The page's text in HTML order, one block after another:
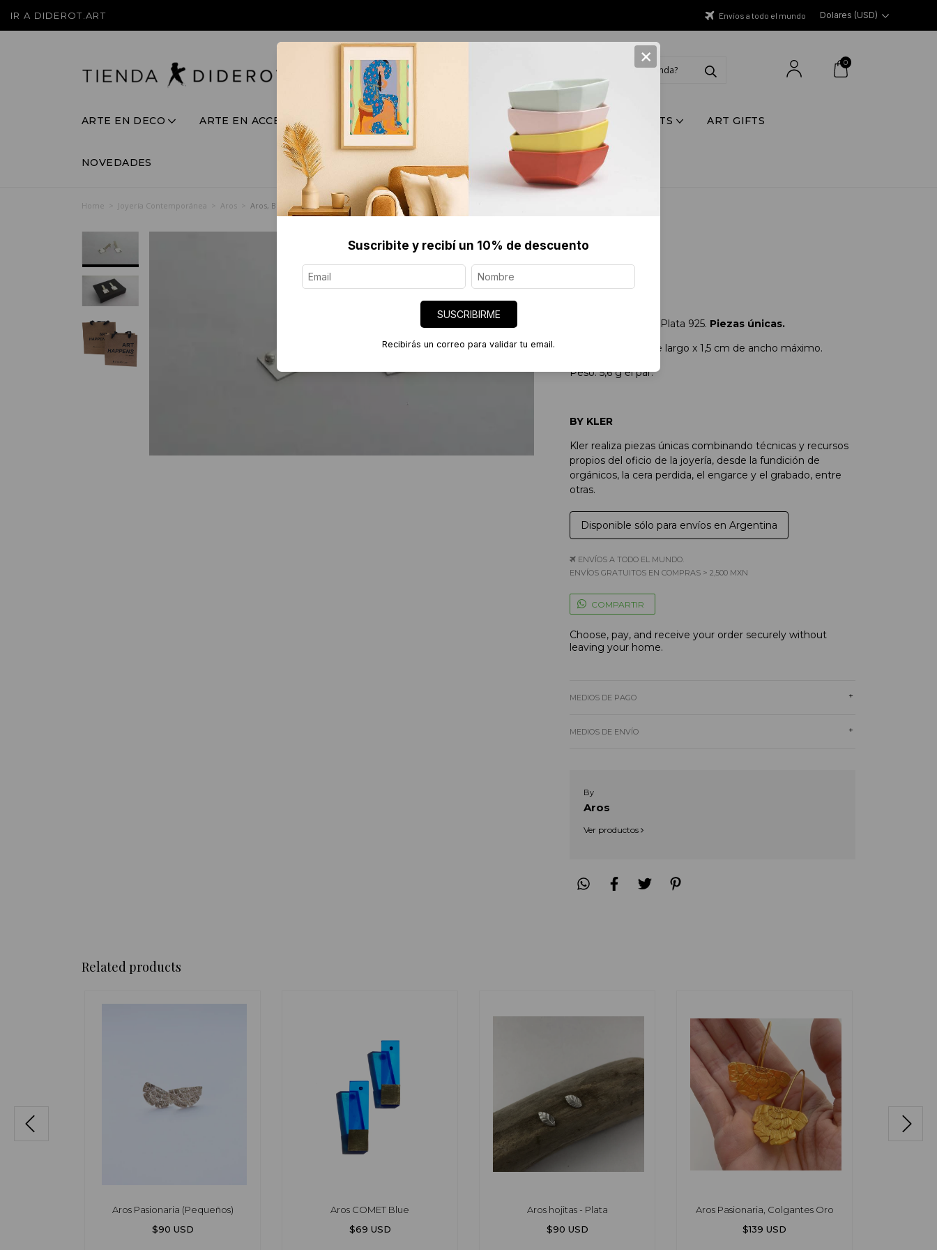
IR A DIDEROT.ART Envíos a todo el mundo Dolares (USD)
0
ARTE EN DECO ARTE EN ACCESORIOS JOYERÍA CONTEMPORÁNEA SERIGRAFÍAS Y PRINTS ART GIFTS
NOVEDADES
Home Joyería Contemporánea Aros Aros, Bis
AROS, BIS
$110 USD
Aros realizados en Plata 925. Piezas únicas.
Medidas: 3,5 cm de largo x 1,5 cm de ancho máximo.
Peso: 5,6 g el par.
BY KLER
Kler realiza piezas únicas combinando técnicas y recursos
propios del oficio de la joyería, desde la fundición de
orgánicos, la cera perdida, el engarce y el grabado, entre
otras.
Disponible sólo para envíos en Argentina
ENVÍOS A TODO EL MUNDO.
ENVÍOS GRATUITOS EN COMPRAS > 2,500 MXN
COMPARTIR
Choose, pay, and receive your order securely without
leaving your home.
+
MEDIOS DE PAGO
+
MEDIOS DE ENVÍO
By
Aros
Ver productos
Related products
Aros Pasionaria (Pequeños)
$90 USD
Aros COMET Blue
$69 USD
Aros hojitas - Plata
$90 USD
Aros Pasionaria, Colgantes Oro
$139 USD
×
Suscribite y recibí un 10% de descuento
SUSCRIBIRME
Recibirás un correo para validar tu email.